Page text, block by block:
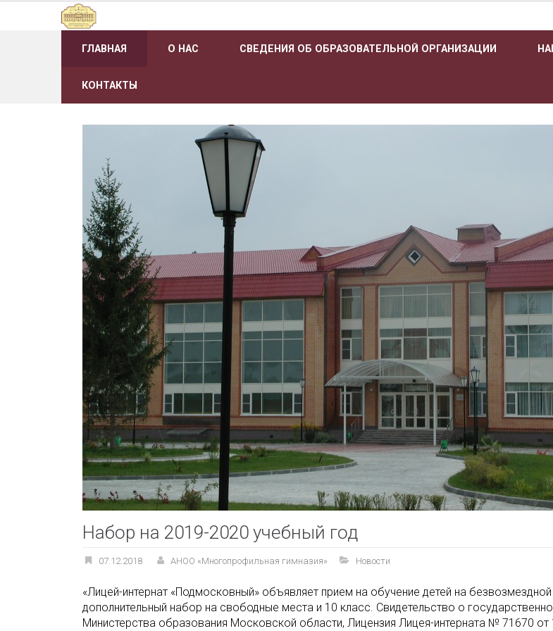
ГЛАВНАЯ О НАС СВЕДЕНИЯ ОБ ОБРАЗОВАТЕЛЬНОЙ ОРГАНИЗАЦИИ
КОНТАКТЫ
Набор на 2019-2020 учебный год
07.12.2018 АНОО «Многопрофильная гимназия» Новости
«Лицей-интернат «Подмосковный» объявляет прием на обучение детей на
дополнительный набор на свободные места и 10 класс. Свидетельство о
Министерства образования Московской области, Лицензия Лицея-интерната № 71670